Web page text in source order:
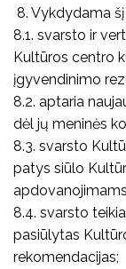
8. Vykdydama
8.1. svarsto ir
Kultūros centro
įgyvendinimo
8.2. aptaria
dėl jų meninės
8.3. svarsto
patys siūlo
8.4. svarsto
pasiūlytas
rekomendacijas;